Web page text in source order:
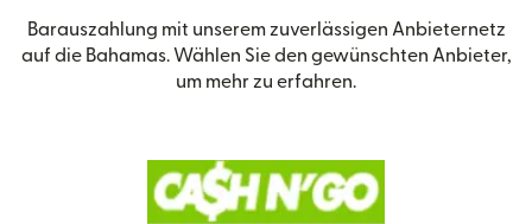
Barauszahlung mit unserem zuverlässigen Anbieternetz
auf die Bahamas. Wählen Sie den gewünschten Anbieter,
um mehr zu erfahren.